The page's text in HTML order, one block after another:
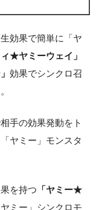
効果で簡単に「ヤ
ィ★ヤミーウェイ」
効果でシンクロ召
手の効果発動をト
ヤミー」モンスタ
を持つ 「ヤミー★
ミー」シンクロモ